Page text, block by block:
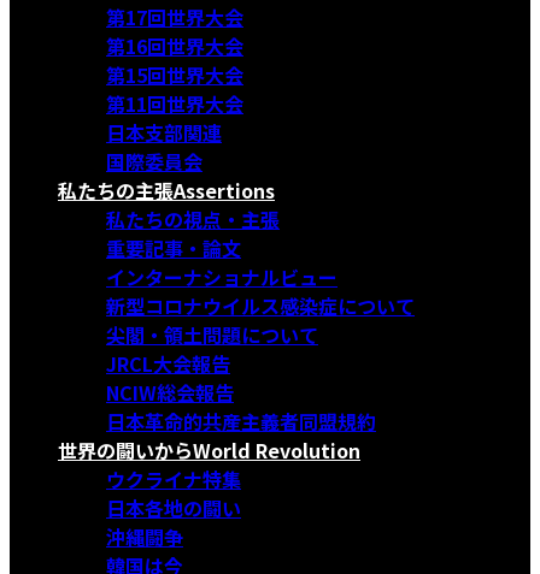
第17回世界大会
第16回世界大会
第15回世界大会
第11回世界大会
日本支部関連
国際委員会
私たちの主張Assertions
私たちの視点・主張
重要記事・論文
インターナショナルビュー
新型コロナウイルス感染症について
尖閣・領土問題について
JRCL大会報告
NCIW総会報告
日本革命的共産主義者同盟規約
世界の闘いからWorld Revolution
ウクライナ特集
日本各地の闘い
沖縄闘争
韓国は今